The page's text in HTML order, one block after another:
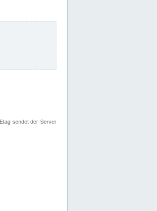
sendet der Server